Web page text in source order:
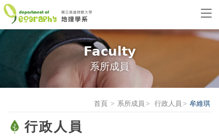
Faculty
系所成員
首頁 系所成員 行政人員 牟維琪
行政人員